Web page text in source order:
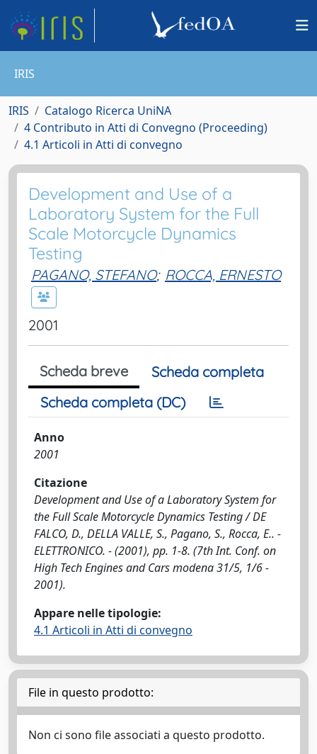
IRIS
IRIS
Catalogo Ricerca UniNA
4 Contributo in Atti di Convegno (Proceeding)
4.1 Articoli in Atti di convegno
Development and Use of a
Laboratory System for the Full
Scale Motorcycle Dynamics
Testing
PAGANO, STEFANO; ROCCA, ERNESTO
2001
Scheda breve
Scheda completa
Scheda completa (DC)
Anno
2001
Citazione
Development and Use of a Laboratory System for
the Full Scale Motorcycle Dynamics Testing / DE
FALCO, D., DELLA VALLE, S., Pagano, S., Rocca, E.. -
ELETTRONICO. - (2001), pp. 1-8. (7th Int. Conf. on
High Tech Engines and Cars modena 31/5, 1/6 -
2001).
Appare nelle tipologie:
4.1 Articoli in Atti di convegno
File in questo prodotto:
Non ci sono file associati a questo prodotto.